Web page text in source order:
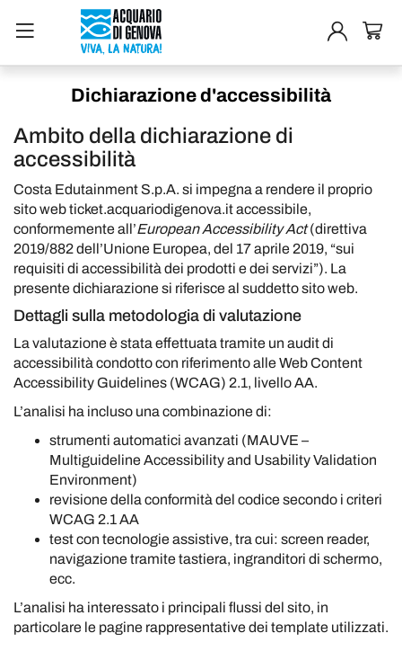
Dichiarazione d'accessibilità
Ambito della dichiarazione di
accessibilità
Costa Edutainment S.p.A. si impegna a rendere il proprio
sito webticket.acquariodigenova.itaccessibile,
conformemente all’European Accessibility Act(direttiva
2019/882 dell’Unione Europea, del 17 aprile 2019, “sui
requisiti di accessibilità dei prodotti e dei servizi”). La
presente dichiarazione si riferisce al suddetto sito web.
Dettagli sulla metodologia di valutazione
La valutazione è stata effettuata tramite un audit di
accessibilità condotto con riferimento alle Web Content
Accessibility Guidelines (WCAG) 2.1, livello AA.
L’analisi ha incluso una combinazione di:
strumenti automatici avanzati (MAUVE –
Multiguideline Accessibility and Usability Validation
Environment)
revisione della conformità del codice secondo i criteri
WCAG 2.1 AA
test con tecnologie assistive, tra cui: screen reader,
navigazione tramite tastiera, ingranditori di schermo,
ecc.
L’analisi ha interessato i principali flussi del sito, in
particolare le pagine rappresentative dei template utilizzati.